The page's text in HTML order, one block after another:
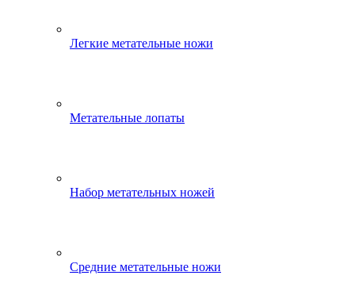
Легкие метательные ножи
Метательные лопаты
Набор метательных ножей
Средние метательные ножи